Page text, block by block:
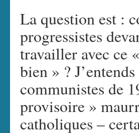
La question est :
progressistes
travailler avec ce
bien » ?
communistes de
provisoire »
catholiques –